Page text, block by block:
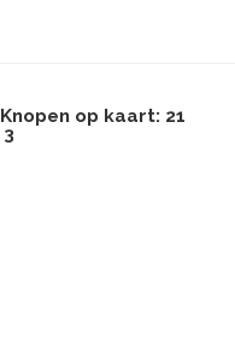
op kaart: 21